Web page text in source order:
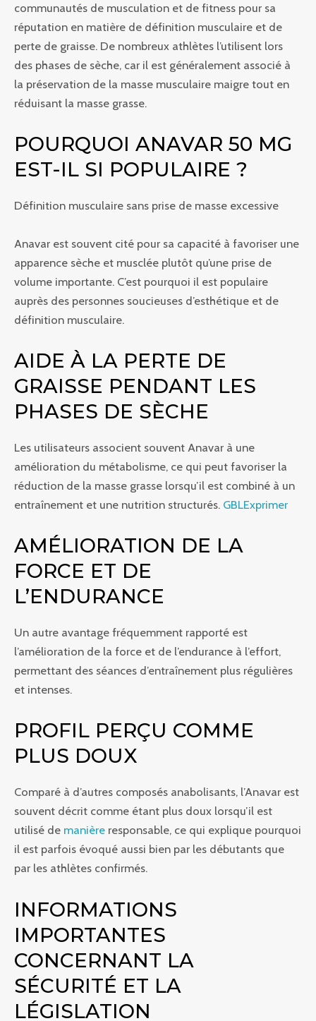
communautés de musculation et de fitness pour sa
réputation en matière de définition musculaire et de
perte de graisse. De nombreux athlètes l’utilisent lors
des phases de sèche, car il est généralement associé à
la préservation de la masse musculaire maigre tout en
réduisant la masse grasse.
POURQUOI ANAVAR 50 MG
EST-IL SI POPULAIRE ?
Définition musculaire sans prise de masse excessive
Anavar est souvent cité pour sa capacité à favoriser une
apparence sèche et musclée plutôt qu’une prise de
volume importante. C’est pourquoi il est populaire
auprès des personnes soucieuses d’esthétique et de
définition musculaire.
AIDE À LA PERTE DE
GRAISSE PENDANT LES
PHASES DE SÈCHE
Les utilisateurs associent souvent Anavar à une
amélioration du métabolisme, ce qui peut favoriser la
réduction de la masse grasse lorsqu’il est combiné à un
entraînement et une nutrition structurés. GBLExprimer
AMÉLIORATION DE LA
FORCE ET DE
L’ENDURANCE
Un autre avantage fréquemment rapporté est
l’amélioration de la force et de l’endurance à l’effort,
permettant des séances d’entraînement plus régulières
et intenses.
PROFIL PERÇU COMME
PLUS DOUX
Comparé à d’autres composés anabolisants, l’Anavar est
souvent décrit comme étant plus doux lorsqu’il est
utilisé de manière responsable, ce qui explique pourquoi
il est parfois évoqué aussi bien par les débutants que
par les athlètes confirmés.
INFORMATIONS
IMPORTANTES
CONCERNANT LA
SÉCURITÉ ET LA
LÉGISLATION